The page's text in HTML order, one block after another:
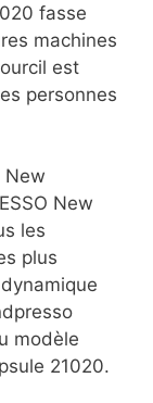
fasse
machines
est
personnes
New
New
les
plus
modèle
21020.